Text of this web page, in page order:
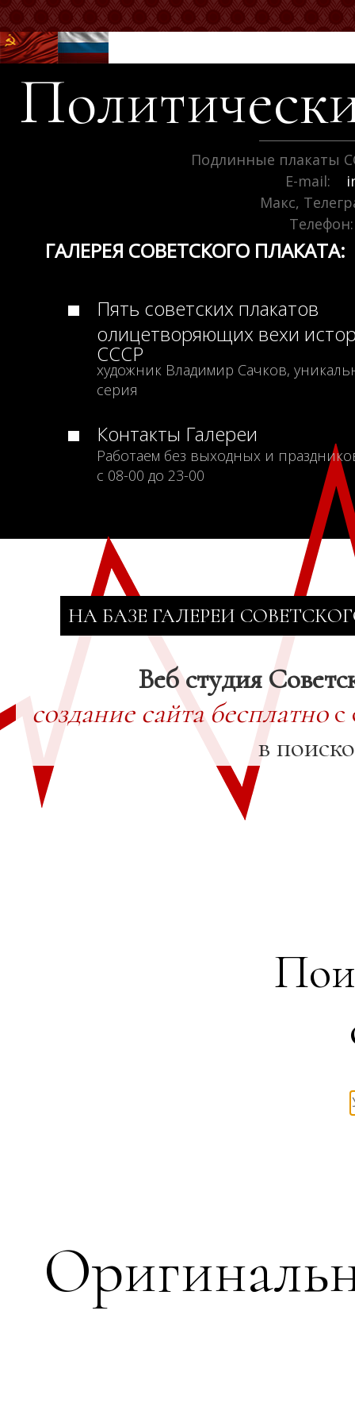
Подлинные плакаты
E-mail:
Макс,
Телефон:
ГАЛЕРЕЯ СОВЕТСКОГО ПЛАКАТА:
Пять советских плакатов
олицетворяющих вехи
СССР
художник Владимир Сачков,
серия
Контакты Галереи
Работаем без выходных и
с 08-00 до 23-00
НА БАЗЕ ГАЛЕРЕИ
Веб студия
создание сайта бесплатнос
в